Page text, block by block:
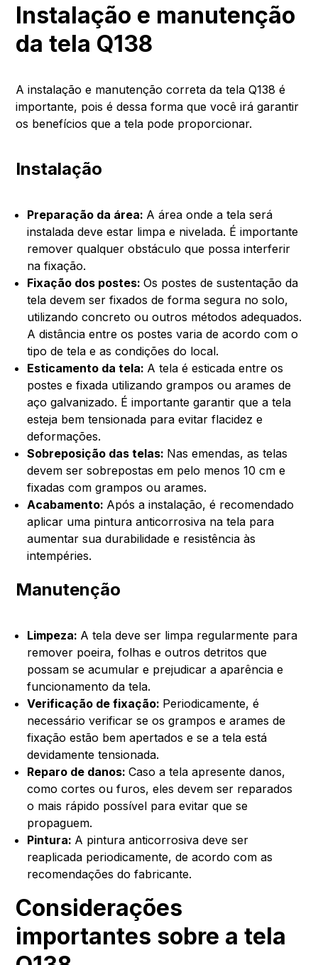
Instalação e manutenção
da tela Q138
A instalação e manutenção correta da tela Q138 é
importante, pois é dessa forma que você irá garantir
os benefícios que a tela pode proporcionar.
Instalação
Preparação da área: A área onde a tela será
instalada deve estar limpa e nivelada. É importante
remover qualquer obstáculo que possa interferir
na fixação.
Fixação dos postes:Os postes de sustentação da
tela devem ser fixados de forma segura no solo,
utilizando concreto ou outros métodos adequados.
A distância entre os postes varia de acordo com o
tipo de tela e as condições do local.
Esticamento da tela: A tela é esticada entre os
postes e fixada utilizando grampos ou arames de
aço galvanizado. É importante garantir que a tela
esteja bem tensionada para evitar flacidez e
deformações.
Sobreposição das telas: Nas emendas, as telas
devem ser sobrepostas em pelo menos 10 cm e
fixadas com grampos ou arames.
Acabamento: Após a instalação, é recomendado
aplicar uma pintura anticorrosiva na tela para
aumentar sua durabilidade e resistência às
intempéries.
Manutenção
Limpeza: A tela deve ser limpa regularmente para
remover poeira, folhas e outros detritos que
possam se acumular e prejudicar a aparência e
funcionamento da tela.
Verificação de fixação: Periodicamente, é
necessário verificar se os grampos e arames de
fixação estão bem apertados e se a tela está
devidamente tensionada.
Reparo de danos:Caso a tela apresente danos,
como cortes ou furos, eles devem ser reparados
o mais rápido possível para evitar que se
propaguem.
Pintura: A pintura anticorrosiva deve ser
reaplicada periodicamente, de acordo com as
recomendações do fabricante.
Considerações
importantes sobre a tela